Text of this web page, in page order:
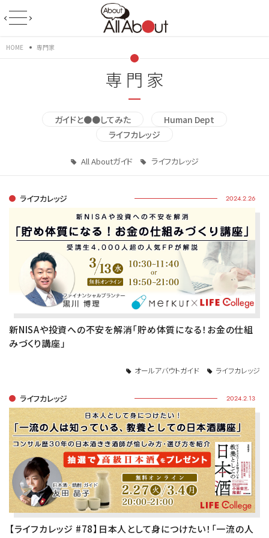
HOME 専門家
専門家
ガイドと●●してみた
Human Dept
ライフカレッジ
All Aboutガイド ライフカレッジ
ライフカレッジ 2024.2.26
新NISAや投資への不安を解消「貯め体質になる！お金の仕組
みづくり講座」
オールアバウトガイド ライフカレッジ
ライフカレッジ 2024.2.13
【ライフカレッジ #78】日本人として身につけたい！「一流の人